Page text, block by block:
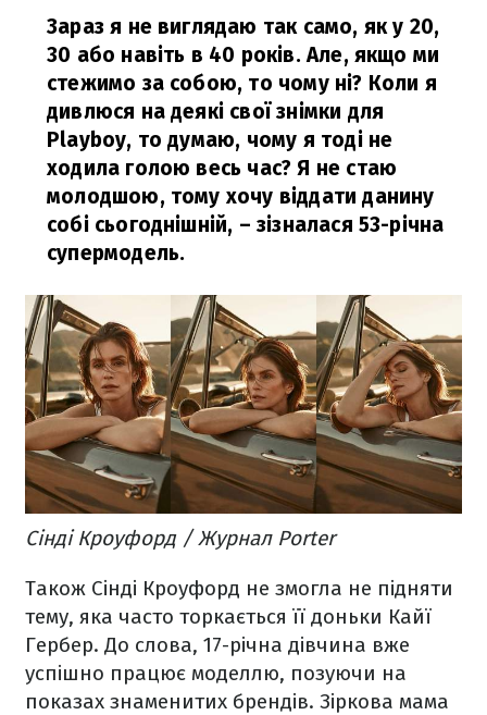
Зараз я не виглядаю так само, як у 20,
30 або навіть в 40 років. Але, якщо ми
стежимо за собою, то чому ні? Коли я
дивлюся на деякі свої знімки для
Playboy, то думаю, чому я тоді не
ходила голою весь час? Я не стаю
молодшою, тому хочу віддати данину
собі сьогоднішній, – зізналася 53-річна
супермодель.
Сінді Кроуфорд / Журнал Porter
Також Сінді Кроуфорд не змогла не підняти
тему, яка часто торкається її доньки Кайї
Гербер. До слова, 17-річна дівчина вже
успішно працює моделлю, позуючи на
показах знаменитих брендів. Зіркова мама